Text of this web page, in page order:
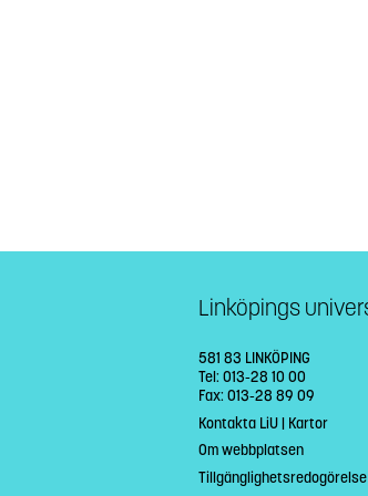
Linköpings
581 83 LINKÖPING
Tel: 013-28 10 00
Fax: 013-28 89 09
Kontakta LiU| Kartor
Om webbplatsen
Tillgänglighetsredogörelse